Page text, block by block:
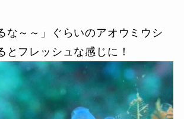
な～～」ぐらいのアオウミウシ
とフレッシュな感じに！